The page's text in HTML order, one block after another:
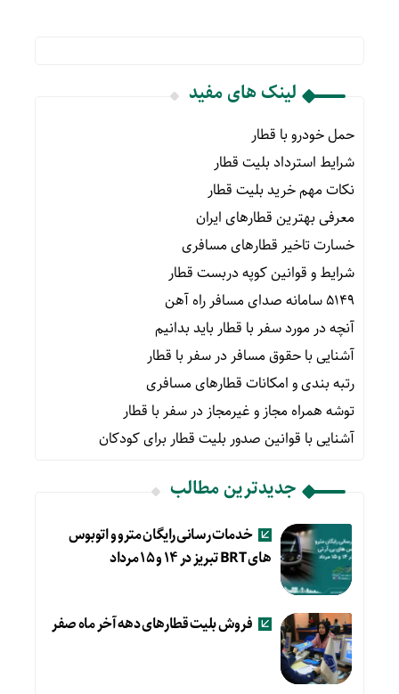
لینک های مفید
حمل خودرو با قطار
شرایط استرداد بلیت قطار
نکات مهم خرید بلیت قطار
معرفی بهترین قطارهای ایران
خسارت تاخیر قطارهای مسافری
شرایط و قوانین کوپه دربست قطار
۵۱۴۹ سامانه صدای مسافر راه آهن
آنچه در مورد سفر با قطار باید بدانیم
آشنایی با حقوق مسافر در سفر با قطار
رتبه بندی و امکانات قطارهای مسافری
توشه همراه مجاز و غیرمجاز در سفر با قطار
آشنایی با قوانین صدور بلیت قطار برای کودکان
جدیدترین مطالب
خدمات رسانی رایگان مترو و اتوبوس
های BRT تبریز در ۱۴ و ۱۵ مرداد
فروش بلیت قطارهای دهه آخر ماه صفر